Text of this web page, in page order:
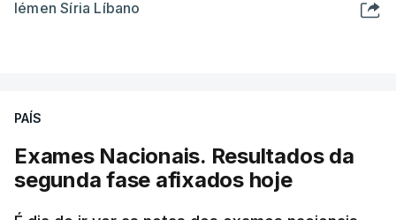
Iémen Síria Líbano
PAÍS
Exames Nacionais. Resultados da
segunda fase afixados hoje